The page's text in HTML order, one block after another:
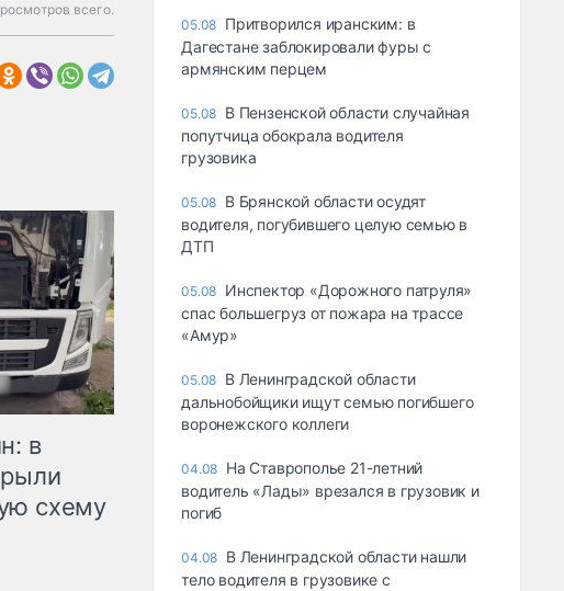
всего.
в
схему
05.08 Притворился иранским: в
Дагестане заблокировали фуры с
армянским перцем
05.08 В Пензенской области случайная
попутчица обокрала водителя
грузовика
05.08 В Брянской области осудят
водителя, погубившего целую семью в
ДТП
05.08 Инспектор «Дорожного патруля»
спас большегруз от пожара на трассе
«Амур»
05.08 В Ленинградской области
дальнобойщики ищут семью погибшего
воронежского коллеги
04.08 На Ставрополье 21-летний
водитель «Лады» врезался в грузовик и
погиб
04.08 В Ленинградской области нашли
тело водителя в грузовике с